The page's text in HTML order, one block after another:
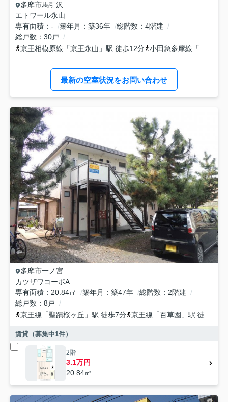
多摩市馬引沢
エトワール永山
専有面積
- 築年月 築36年 総階数
4階建
総戸数
30戸
京王相模原線 「京王永山 」駅 徒歩12分 小田急多摩線 「
最新の空室状況をお問い合わせ
多摩市一ノ宮
カツザワコーポA
専有面積
20.84㎡ 築年月 築47年 総階数
2階建
総戸数
8戸
京王線 「聖蹟桜ヶ丘 」駅 徒歩7分 京王線 「百草園 」駅 徒歩20分
賃貸（募集中1件）
2階
3.1万円
20.84㎡